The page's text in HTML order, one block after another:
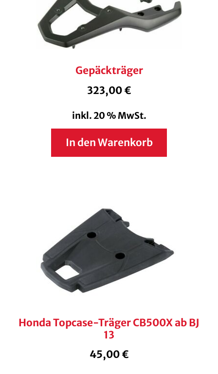
Gepäckträger
323,00€
inkl. 20 % MwSt.
In den Warenkorb
Honda Topcase-Träger CB500X ab BJ
13
45,00€